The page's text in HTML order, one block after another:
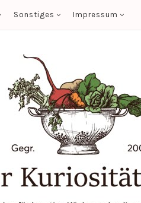
Sonstiges Impressum